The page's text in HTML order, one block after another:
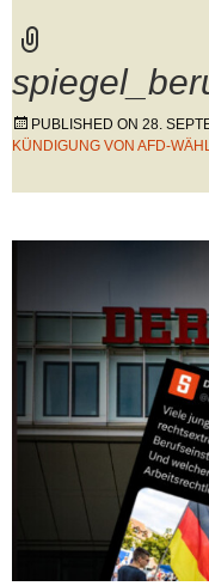
PUBLISHED ON 28.
KÜNDIGUNG VON AFD-